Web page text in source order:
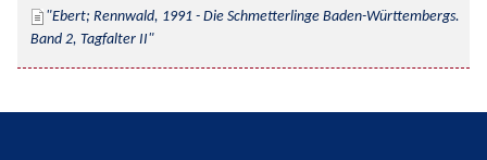
Ebert; Rennwald, 1991 - Die Schmetterlinge Baden-Württembergs.
Band 2, Tagfalter II